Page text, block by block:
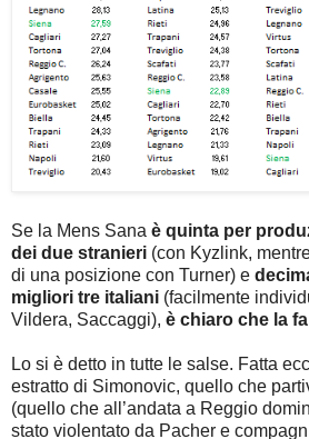
Se la Mens Sana è quinta per
dei due stranieri (con Kyzlink,
di una posizione con Turner) e
migliori tre italiani (facilmente
Vildera, Saccaggi), è chiaro che la
Lo si è detto in tutte le salse. Fatta
estratto di Simonovic, quello che
(quello che all’andata a Reggio
stato violentato da Pacher e